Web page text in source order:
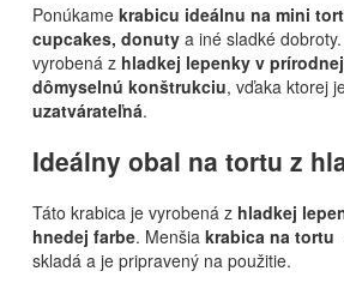
Ponúkame krabicu ideálnu na mini
cupcakes, donuty a iné sladké
vyrobená z hladkej lepenky v
dômyselnú konštrukciu, vďaka ktorej
uzatvárateľná.
Ideálny obal na tortu z
Táto krabica je vyrobená z hladkej
hnedej farbe. Menšia krabica na tortu
skladá a je pripravený na použitie.